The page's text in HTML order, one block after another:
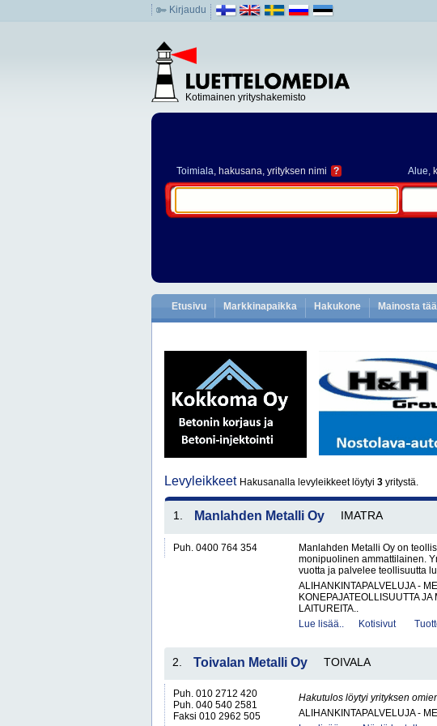
Kirjaudu
Kotimainen yrityshakemisto
Toimiala, hakusana, yrityksen nimi ? Alue,
Etusivu Markkinapaikka Hakukone Mainosta
Levyleikkeet Hakusanalla levyleikkeet löytyi 3 yritystä.
1. Manlahden Metalli Oy IMATRA
Puh. 0400 764 354
Manlahden Metalli Oy on
monipuolinen ammattilainen.
vuotta ja palvelee teollisuutta
ALIHANKINTAPALVELUJA -
KONEPAJATEOLLISUUTTA JA
LAITUREITA..
Lue lisää..
Kotisivut
2. Toivalan Metalli Oy TOIVALA
Puh. 010 2712 420
Puh. 040 540 2581
Faksi 010 2962 505
Hakutulos löytyi yrityksen
ALIHANKINTAPALVELUJA -